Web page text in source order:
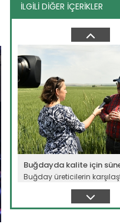
İLGİLİ DİĞER İÇERİKLER
Buğdayda kalite için
Buğday üreticilerin
büyük sorun süne. Kendisi...
Buğdayda kalite için
Buğday üreticilerin